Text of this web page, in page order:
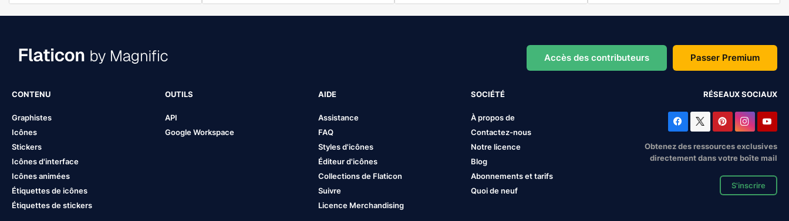
Accès des contributeurs Passer Premium
CONTENU
Graphistes
Icônes
Stickers
Icônes d'interface
Icônes animées
Étiquettes de icônes
Étiquettes de stickers
OUTILS
API
Google Workspace
AIDE
Assistance
FAQ
Styles d'icônes
Éditeur d'icônes
Collections de Flaticon
Suivre
Licence Merchandising
SOCIÉTÉ
À propos de
Contactez-nous
Notre licence
Blog
Abonnements et tarifs
Quoi de neuf
RÉSEAUX SOCIAUX
Obtenez des ressources exclusives
directement dans votre boîte mail
S'inscrire